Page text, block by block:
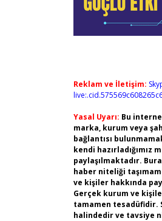
Reklam ve İletişim:
Yasal Uyarı: Bu
marka, kurum veya
bağlantısı
kendi hazırladığımız
paylaşılmaktadır.
haber niteliği
ve kişiler hakkında
Gerçek kurum ve
tamamen
halindedir ve tavsiye